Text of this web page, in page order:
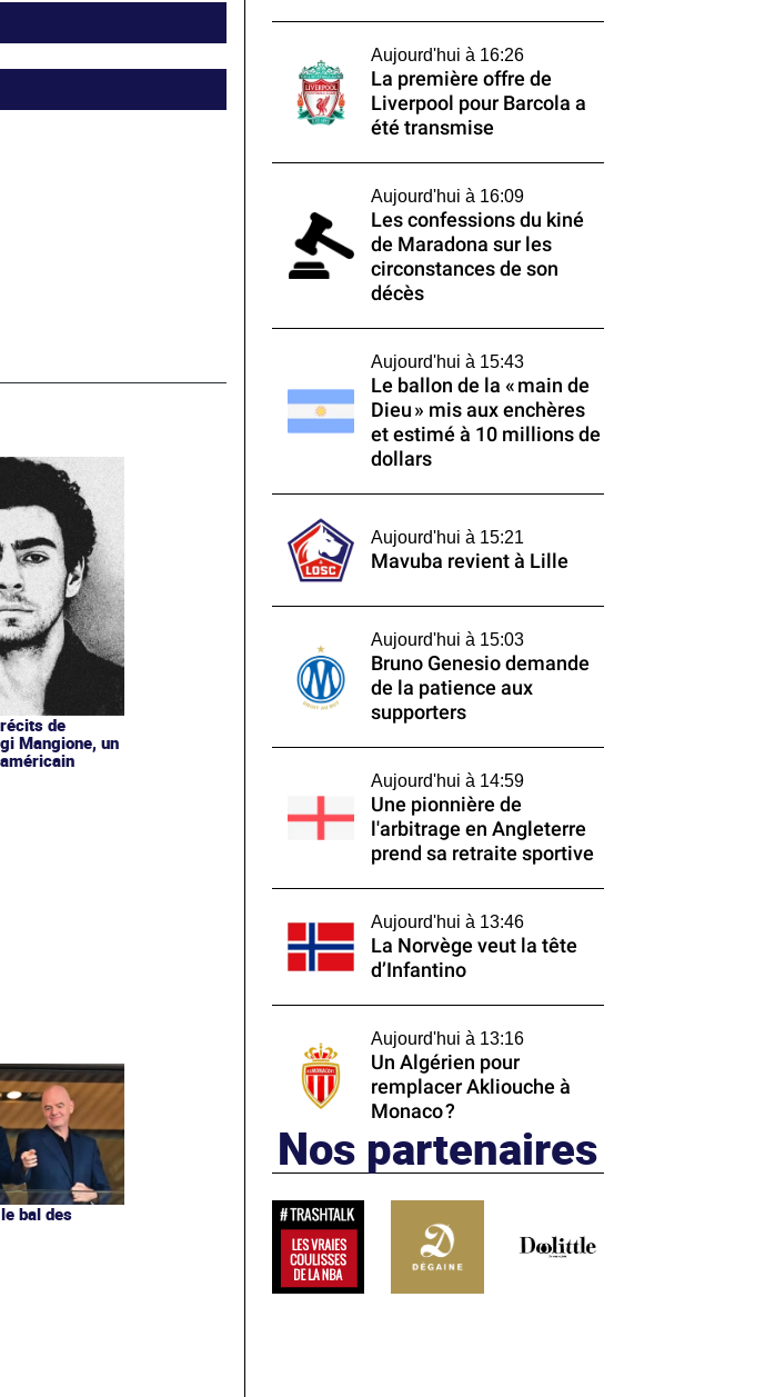
de
Mangione, un
bal des
Aujourd'hui à 16:26
La première offre de
Liverpool pour Barcola a
été transmise
Aujourd'hui à 16:09
Les confessions du kiné
de Maradona sur les
circonstances de son
décès
Aujourd'hui à 15:43
Le ballon de la « main de
Dieu » mis aux enchères
et estimé à 10 millions de
dollars
Aujourd'hui à 15:21
Mavuba revient à Lille
Aujourd'hui à 15:03
Bruno Genesio demande
de la patience aux
supporters
Aujourd'hui à 14:59
Une pionnière de
l'arbitrage en Angleterre
prend sa retraite sportive
Aujourd'hui à 13:46
La Norvège veut la tête
d’Infantino
Aujourd'hui à 13:16
Un Algérien pour
remplacer Akliouche à
Monaco ?
Nos partenaires